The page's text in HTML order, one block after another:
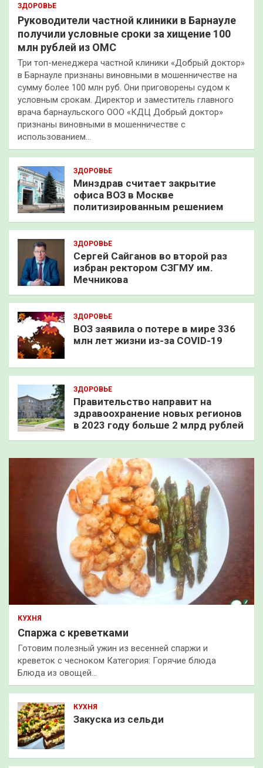
ЗДОРОВЬЕ
Руководители частной клиники в Барнауле
получили условные сроки за хищение 100
млн рублей из ОМС
Три топ-менеджера частной клиники «Добрый доктор»
в Барнауле признаны виновными в мошенничестве на
сумму более 100 млн руб. Они приговорены судом к
условным срокам. Директор и заместитель главного
врача барнаульского ООО «КДЦ Добрый доктор»
признаны виновными в мошенничестве с
использованием…
ЗДОРОВЬЕ
Минздрав считает закрытие
офиса ВОЗ в Москве
политизированным решением
ЗДОРОВЬЕ
Сергей Сайганов во второй раз
избран ректором СЗГМУ им.
Мечникова
ЗДОРОВЬЕ
ВОЗ заявила о потере в мире 336
млн лет жизни из-за COVID-19
ЗДОРОВЬЕ
Правительство направит на
здравоохранение новых регионов
в 2023 году больше 2 млрд рублей
КУХНЯ
Спаржа с креветками
Готовим полезный ужин из весенней спаржи и
креветок с чесноком Категория: Горячие блюда
Блюда из овощей…
КУХНЯ
Закуска из сельди